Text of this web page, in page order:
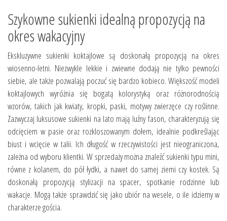
Szykowne sukienki idealną propozycją na
okres wakacyjny
Ekskluzywne sukienki koktajlowe są doskonałą propozycją na okres
wiosenno-letni. Niezwykle lekkie i zwiewne dodają nie tylko pewności
siebie, ale także pozwalają poczuć się bardzo kobieco. Większość modeli
koktajlowych wyróżnia się bogatą kolorystyką oraz różnorodnością
wzorów, takich jak kwiaty, kropki, paski, motywy zwierzęce czy roślinne.
Zazwyczaj luksusowe sukienki na lato mają luźny fason, charakteryzują się
odcięciem w pasie oraz rozkloszowanym dołem, idealnie podkreślając
biust i wcięcie w talii. Ich długość w rzeczywistości jest nieograniczona,
zależna od wyboru klientki. W sprzedaży można znaleźć sukienki typu mini,
równe z kolanem, do pół łydki, a nawet do samej ziemi czy kostek. Są
doskonałą propozycją stylizacji na spacer, spotkanie rodzinne lub
wakacje. Mogą także sprawdzić się jako ubiór na wesele, o ile idziemy w
charakterze gościa.